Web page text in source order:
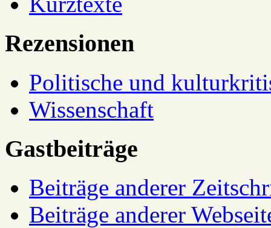
Rezensionen
Politische und
Wissenschaft
Gastbeiträge
Beiträge anderer
Beiträge anderer